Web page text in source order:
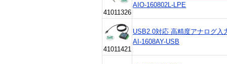
41011326
AIO-160802L-LPE
41011421
USB2.0対応 高精度アナログ入
AI-1608AY-USB